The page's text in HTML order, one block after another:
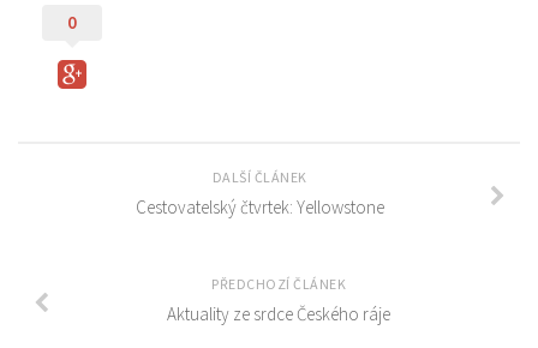
Cestování v zahraničí
Dobrovolnictví
Ekologie
Občan a společnost
0
DALŠÍ ČLÁNEK
Cestovatelský čtvrtek: Yellowstone
PŘEDCHOZÍ ČLÁNEK
Aktuality ze srdce Českého ráje